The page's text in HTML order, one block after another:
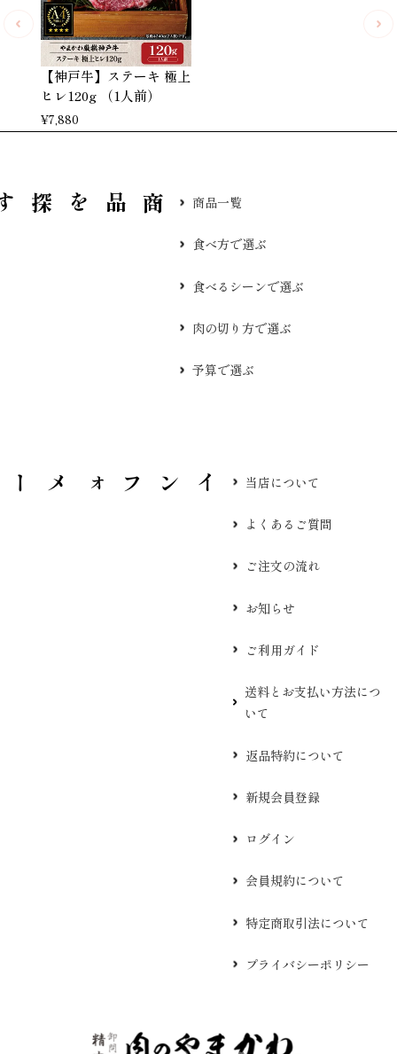
【神戸牛】ステーキ 極上
ヒレ120g （1人前）
¥7,880
す 商品一覧
食べ方で選ぶ
食べるシーンで選ぶ
肉の切り方で選ぶ
予算で選ぶ
当店について
よくあるご質問
ご注文の流れ
お知らせ
ご利用ガイド
送料とお支払い方法につ
いて
返品特約について
新規会員登録
ログイン
会員規約について
特定商取引法について
プライバシーポリシー